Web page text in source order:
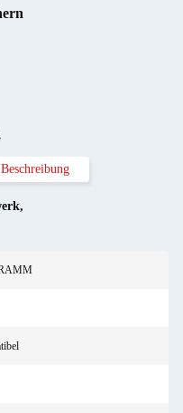
Beschreibung
,